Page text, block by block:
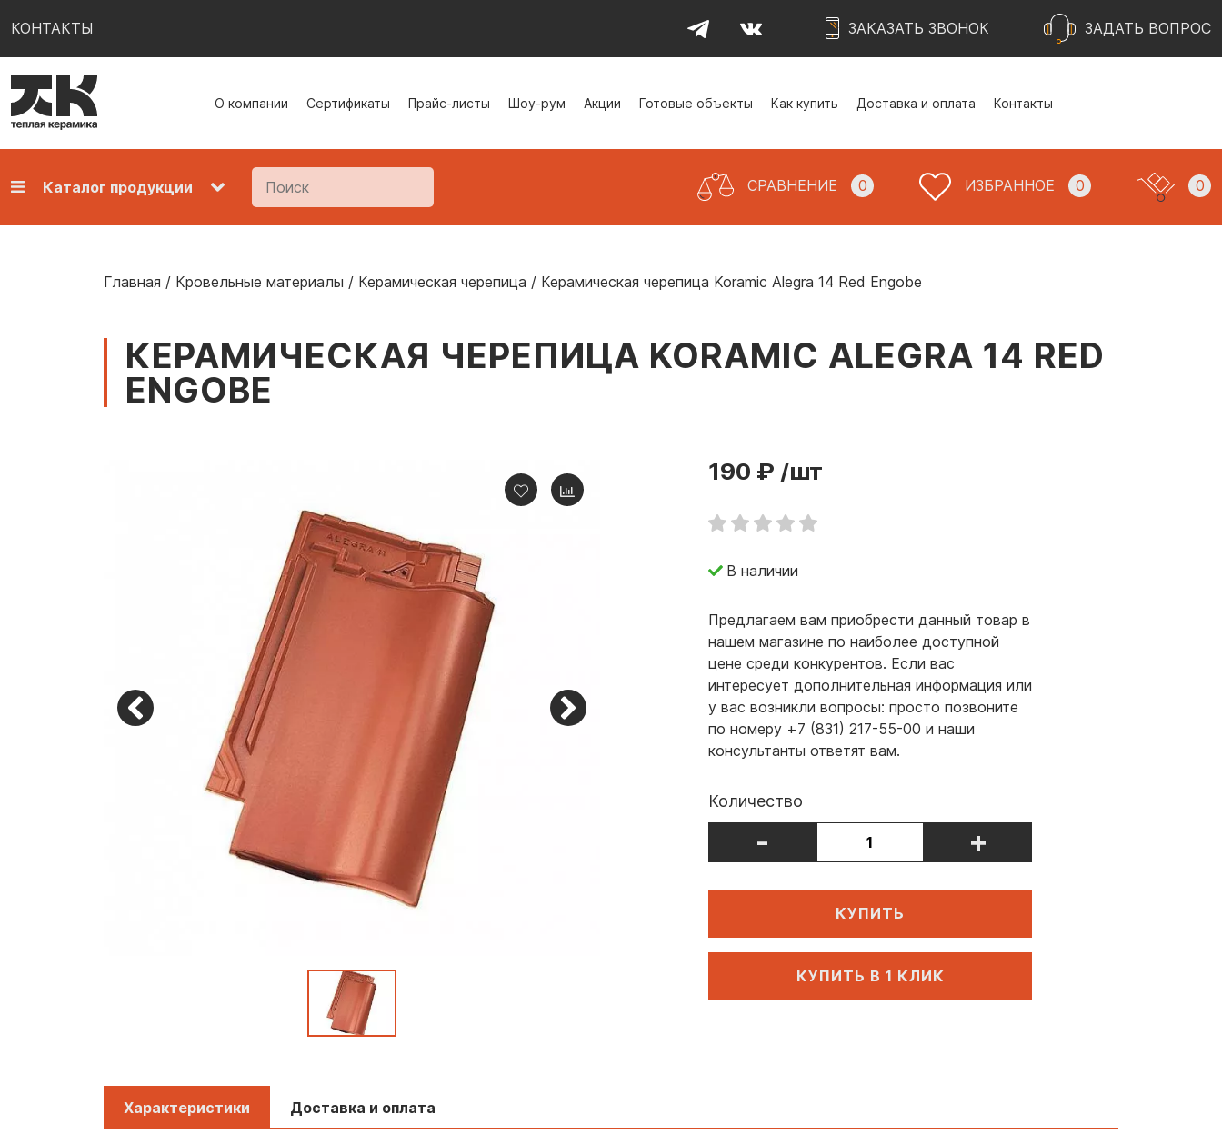
КОНТАКТЫ ЗАКАЗАТЬ ЗВОНОК ЗАДАТЬ ВОПРОС
О компании Сертификаты Прайс-листы Шоу-рум Акции Готовые объекты Как купить Доставка и оплата Контакты
Каталог продукции СРАВНЕНИЕ 0 ИЗБРАННОЕ 0 0
Главная / Кровельные материалы / Керамическая черепица / Керамическая черепица Koramic Alegra 14 Red Engobe
КЕРАМИЧЕСКАЯ ЧЕРЕПИЦА KORAMIC ALEGRA 14 RED
ENGOBE
190 ₽ /шт
В наличии
Предлагаем вам приобрести данный товар в
нашем магазине по наиболее доступной
цене среди конкурентов. Если вас
интересует дополнительная информация или
у вас возникли вопросы: просто позвоните
по номеру +7 (831) 217-55-00 и наши
консультанты ответят вам.
Количество
- +
КУПИТЬ
КУПИТЬ В 1 КЛИК
Характеристики Доставка и оплата